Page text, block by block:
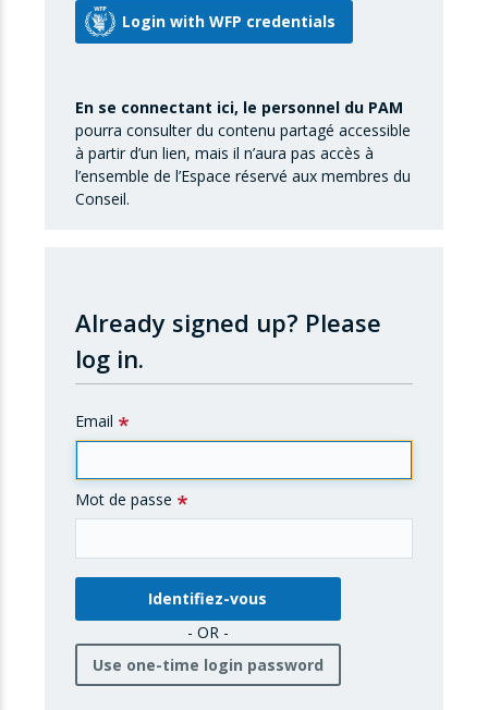
En se connectant ici, le personnel du PAM
pourra consulter du contenu partagé accessible
à partir d’un lien, mais il n’aura pas accès à
l’ensemble de l’Espace réservé aux membres du
Conseil.
Already signed up? Please
log in.
Email
Mot de passe
- OR -
Use one-time login password